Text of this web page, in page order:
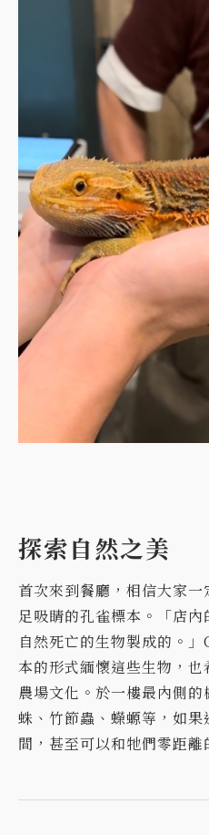
探索自然之美
首次來到餐廳，相信大家
足吸睛的孔雀標本。「店
自然死亡的生物製成的。
本的形式緬懷這些生物，
農場文化。於一樓最內側
蛛、竹節蟲、蠑螈等，如
間，甚至可以和牠們零距離